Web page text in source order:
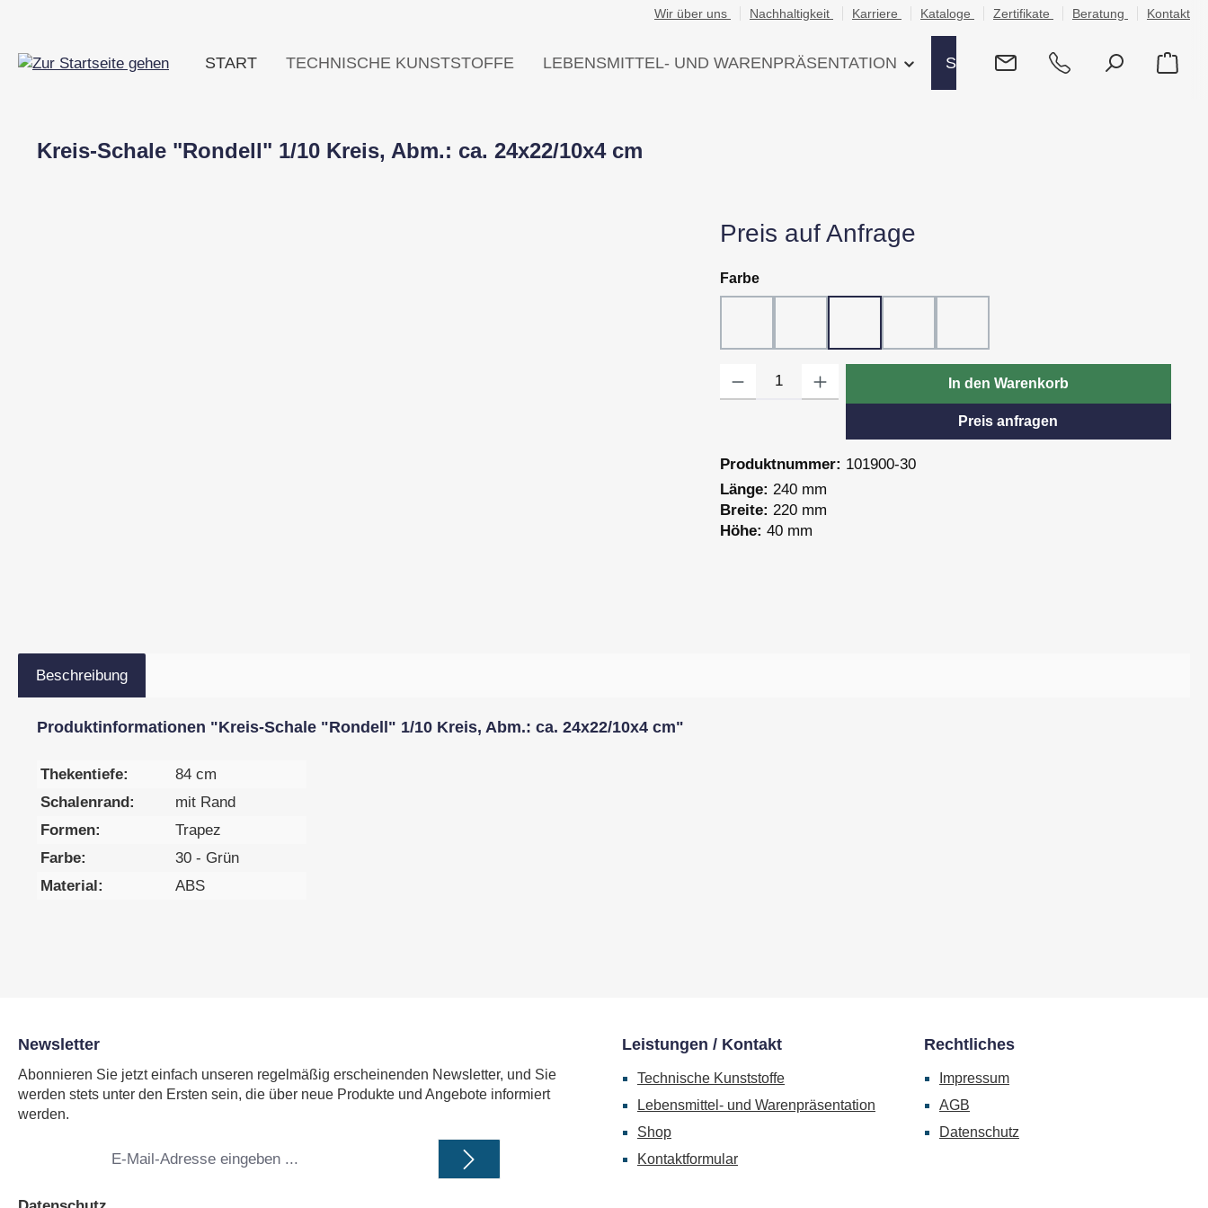
Wir über uns Nachhaltigkeit Karriere Kataloge Zertifikate Beratung Kontakt
START TECHNISCHE KUNSTSTOFFE LEBENSMITTEL- UND WARENPRÄSENTATION SHOP
Kreis-Schale "Rondell" 1/10 Kreis, Abm.: ca. 24x22/10x4 cm
Preis auf Anfrage
Farbeauswählen
In den Warenkorb
Preis anfragen
Produktnummer: 101900-30
Länge: 240 mm
Breite: 220 mm
Höhe: 40 mm
Beschreibung
Produktinformationen "Kreis-Schale "Rondell" 1/10 Kreis, Abm.: ca. 24x22/10x4 cm"
Thekentiefe:
84 cm
Schalenrand:
mit Rand
Formen:
Trapez
Farbe:
30 - Grün
Material:
ABS
Newsletter
Abonnieren Sie jetzt einfach unseren regelmäßig erscheinenden Newsletter, und Sie
werden stets unter den Ersten sein, die über neue Produkte und Angebote informiert
werden.
Mail-
Leistungen / Kontakt
Technische Kunststoffe
Lebensmittel- und Warenpräsentation
Shop
Kontaktformular
Rechtliches
Impressum
AGB
Datenschutz